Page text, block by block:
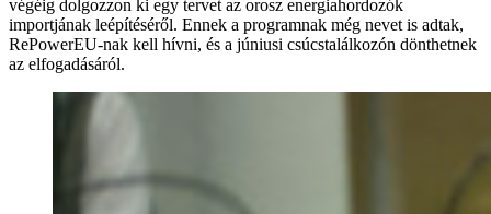
végéig dolgozzon ki egy tervet az orosz energiahordozók
importjának leépítéséről. Ennek a programnak még nevet is adtak,
RePowerEU-nak kell hívni, és a júniusi csúcstalálkozón dönthetnek
az elfogadásáról.